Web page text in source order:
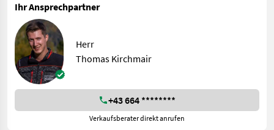
Ihr Ansprechpartner
Herr
Thomas Kirchmair
+43 664 ********
Verkaufsberater direkt anrufen